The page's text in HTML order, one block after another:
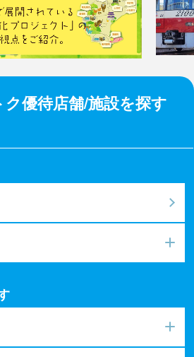
優待店舗/施設を探す